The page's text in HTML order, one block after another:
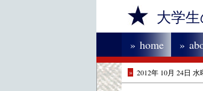
大学
» home »
» 2012年 10月 24日 水